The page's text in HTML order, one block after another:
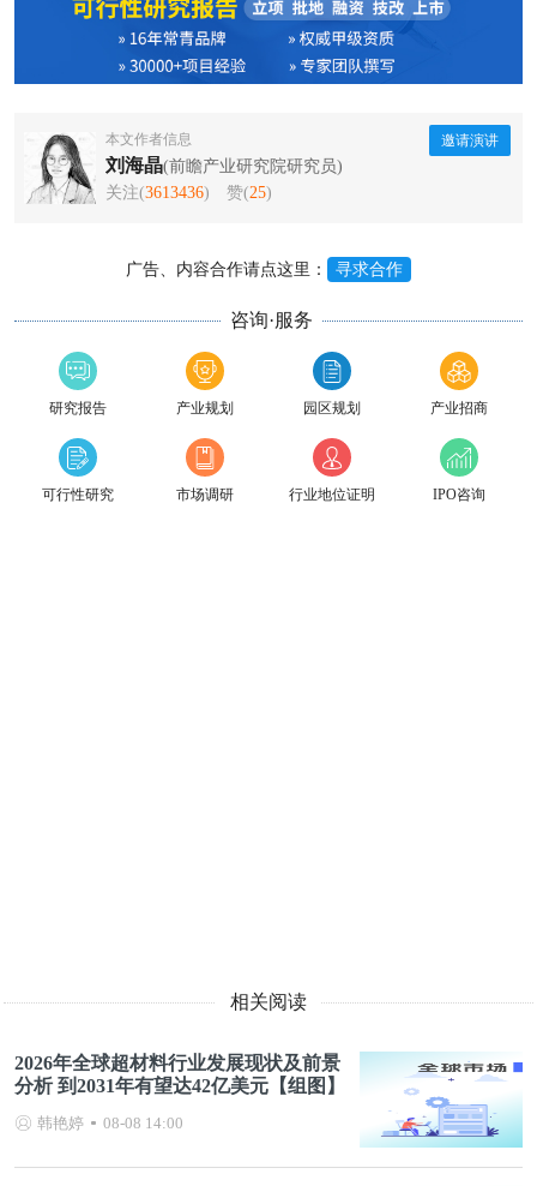
本文作者信息
刘海晶(前瞻产业研究院研究员)
关注(3613436) 赞(25)
邀请演讲
广告、内容合作请点这里： 寻求合作
咨询·服务
研究报告 产业规划 园区规划 产业招商
可行性研究 市场调研 行业地位证明 IPO咨询
相关阅读
2026年全球超材料行业发展现状及前景
分析 到2031年有望达42亿美元【组图】
韩艳婷 08-08 14:00